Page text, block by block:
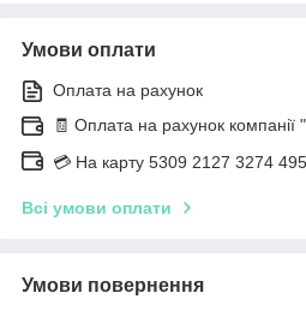
Умови оплати
Оплата на рахунок
🧾 Оплата на рахунок компанії
💳 На карту 5309 2127 3274
Всі умови оплати
Умови повернення